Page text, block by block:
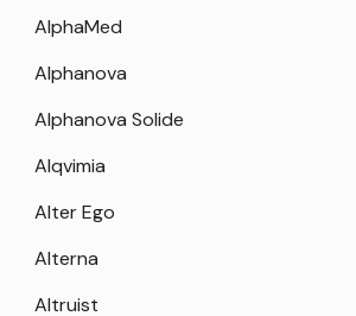
AlphaMed
Alphanova
Alphanova Solide
Alqvimia
Alter Ego
Alterna
Altruist